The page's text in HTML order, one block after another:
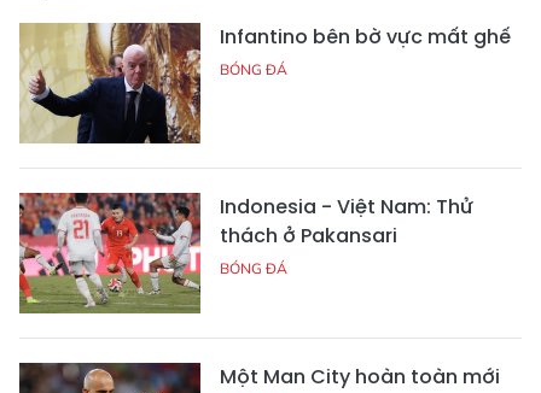
Infantino bên bờ vực mất ghế
BÓNG ĐÁ
Indonesia - Việt Nam: Thử
thách ở Pakansari
BÓNG ĐÁ
Một Man City hoàn toàn mới